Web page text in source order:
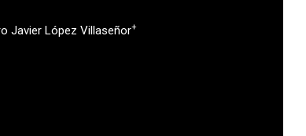
Javier López Villaseñor+